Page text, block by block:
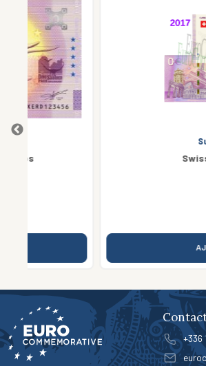
Swiss Vapeur Parc
+336